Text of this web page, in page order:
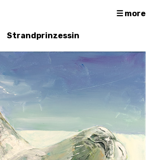
☰ more
Strandprinzessin